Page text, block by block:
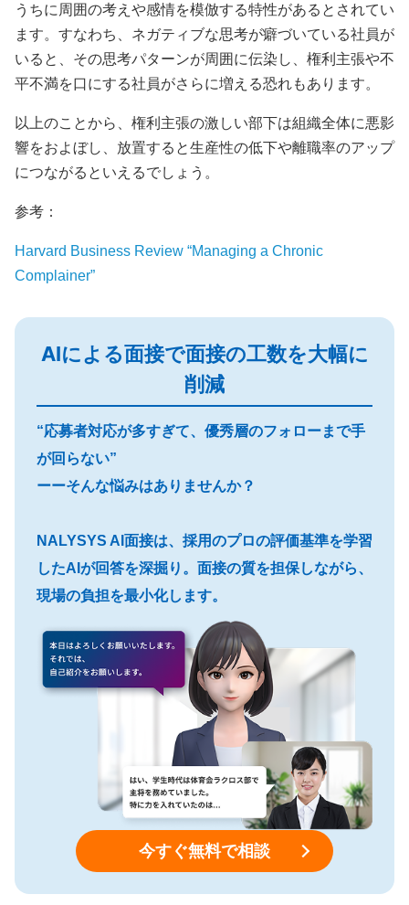
うちに周囲の考えや感情を模倣する特性があるとされてい
ます。すなわち、ネガティブな思考が癖づいている社員が
いると、その思考パターンが周囲に伝染し、権利主張や不
平不満を口にする社員がさらに増える恐れもあります。
以上のことから、権利主張の激しい部下は組織全体に悪影
響をおよぼし、放置すると生産性の低下や離職率のアップ
につながるといえるでしょう。
参考：
Harvard Business Review “Managing a Chronic
Complainer”
AIによる面接で面接の工数を大幅に
削減
“応募者対応が多すぎて、優秀層のフォローまで手
が回らない”
ーーそんな悩みはありませんか？
NALYSYS AI面接は、採用のプロの評価基準を学習
したAIが回答を深掘り。面接の質を担保しながら、
現場の負担を最小化します。
今すぐ無料で相談